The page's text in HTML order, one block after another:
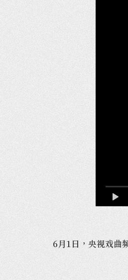
6月1日，央视戏曲频